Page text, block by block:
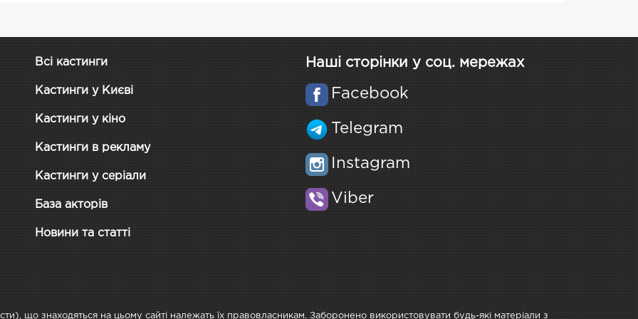
Всі кастинги
Кастинги у Києві
Кастинги у кіно
Кастинги в рекламу
Кастинги у серіали
База акторів
Новини та статті
Наші сторінки у соц. мережах
Facebook
Telegram
Instagram
Viber
що знаходяться на цьому сайті належать їх правовласникам. Заборонено використовувати будь-які матеріали з